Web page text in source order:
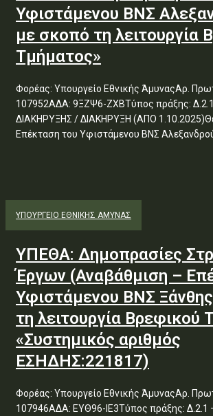
Υφιστάμενου ΒΝΣ
με σκοπό τη λειτουργία
Τμήματος»
Φορέας: Υπουργείο Εθνικής ΆμυναςΑρ.
107952ΑΔΑ: 9ΞΖΨ6-ΖΧΒΤύπος πράξης:
ΔΙΑΚΗΡΥΞΗΣ / ΔΙΑΚΗΡΥΞΗ (ΑΠΟ
Επέκταση του Υφιστάμενου ΒΝΣ
ΥΠΟΥΡΓΕΊΟ ΕΘΝΙΚΉΣ ΆΜΥΝΑΣ
ΥΠΕΘΑ: Δημοπρασίες
Έργων (Αναβάθμιση –
Υφιστάμενου ΒΝΣ
τη λειτουργία Βρεφικού
«Συστημικός αριθμός
ΕΣΗΔΗΣ:221817)
Φορέας: Υπουργείο Εθνικής ΆμυναςΑρ.
107946ΑΔΑ: ΕΥΘ96-ΙΕ3Τύπος πράξης: Δ.2.1